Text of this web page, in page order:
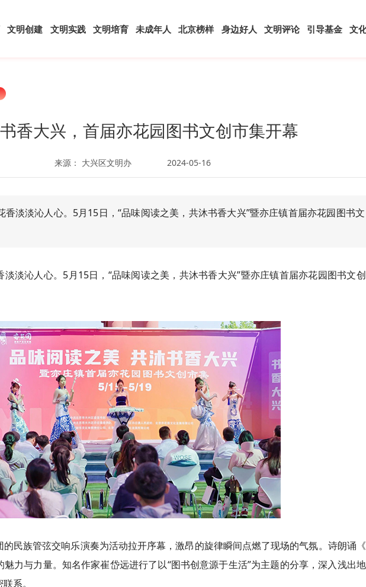
文明创建 文明实践 文明培育 未成年人 北京榜样 身边好人 文明评论 引导基金 文
香大兴，首届亦花园图书文创市集开幕
来源： 大兴区文明办 2024-05-16
香淡淡沁人心。5月15日，“品味阅读之美，共沐书香大兴”暨亦庄镇首届亦花园图书文
淡淡沁人心。5月15日，“品味阅读之美，共沐书香大兴”暨亦庄镇首届亦花园图书文
民族管弦交响乐演奏为活动拉开序幕，激昂的旋律瞬间点燃了现场的气氛。诗朗诵
力与力量。知名作家崔岱远进行了以“图书创意源于生活”为主题的分享，深入浅出
系。